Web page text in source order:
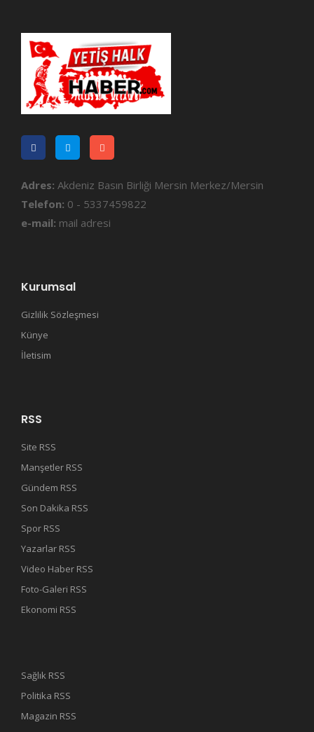
Adres: Akdeniz Basın Birliği Mersin Merkez/Mersin
Telefon: 0 - 5337459822
e-mail: mail adresi
Kurumsal
Gizlilik Sözleşmesi
Künye
İletisim
RSS
Site RSS
Manşetler RSS
Gündem RSS
Son Dakika RSS
Spor RSS
Yazarlar RSS
Video Haber RSS
Foto-Galeri RSS
Ekonomi RSS
Sağlık RSS
Politika RSS
Magazin RSS